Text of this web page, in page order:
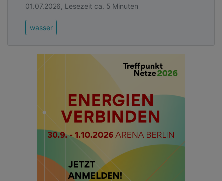
01.07.2026, Lesezeit ca. 5 Minuten
wasser